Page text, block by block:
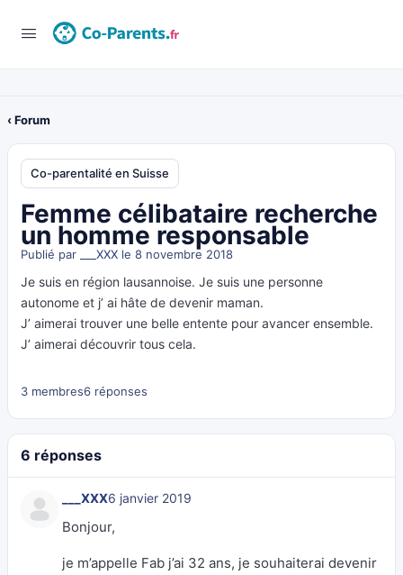
‹ Forum
Co-parentalité en Suisse
Femme célibataire recherche
un homme responsable
Publié par ___XXX le 8 novembre 2018
Je suis en région lausannoise. Je suis une personne
autonome et j’ ai hâte de devenir maman.
J’ aimerai trouver une belle entente pour avancer ensemble.
J’ aimerai découvrir tous cela.
3 membres6 réponses
6 réponses
___XXX6 janvier 2019
Bonjour,
je m’appelle Fab j’ai 32 ans, je souhaiterai devenir